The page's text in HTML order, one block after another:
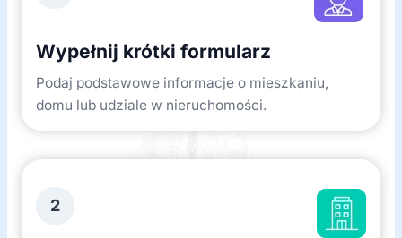
Wypełnij krótki formularz
Podaj podstawowe informacje o mieszkaniu,
domu lub udziale w nieruchomości.
2